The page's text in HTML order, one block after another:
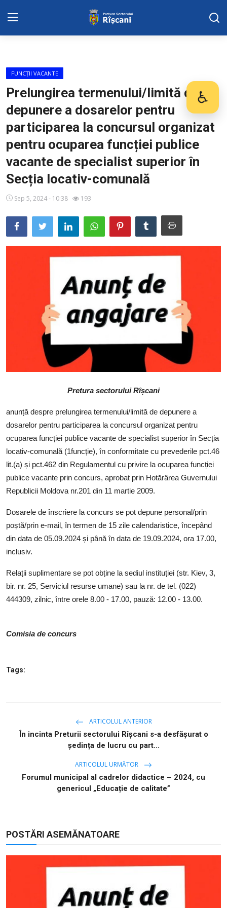
♿
Harta sect. Riscani
DISPOZITIILE PRETORULUI
Adresa: str. Kiev 3 | tel: +373 (22) 44 10
98 | mail: pretura.riscani@gmail.com
ADMINISTRAŢIA
Transparența
SERVICII
Sectorul Rîșcani
Căutați pe Internet
FUNCȚII VACANTE
Prelungirea termenului/limită de
depunere a dosarelor pentru
participarea la concursul organizat
pentru ocuparea funcției publice
vacante de specialist superior în
Secția locativ-comunală
Sep 5, 2024 - 10:38 193
Pretura sectorului Rîșcani
anunță despre prelungirea termenului/limită de depunere a
dosarelor pentru participarea la concursul organizat pentru
ocuparea funcției publice vacante de specialist superior în Secția
locativ-comunală (1funcție), în conformitate cu prevederile pct.46
lit.(a) și pct.462 din Regulamentul cu privire la ocuparea funcției
publice vacante prin concurs, aprobat prin Hotărârea Guvernului
Republicii Moldova nr.201 din 11 martie 2009.
Dosarele de înscriere la concurs se pot depune personal/prin
poștă/prin e-mail, în termen de 15 zile calendaristice, începând
din data de 05.09.2024 și până în data de 19.09.2024, ora 17.00,
inclusiv.
Relații suplimentare se pot obține la sediul instituției (str. Kiev, 3,
bir. nr. 25, Serviciul resurse umane) sau la nr. de tel. (022)
444309, zilnic, între orele 8.00 - 17.00, pauză: 12.00 - 13.00.
Comisia de concurs
Tags:
ARTICOLUL ANTERIOR
În incinta Preturii sectorului Rîșcani s-a desfășurat o
ședința de lucru cu part...
ARTICOLUL URMĂTOR
Forumul municipal al cadrelor didactice – 2024, cu
genericul „Educație de calitate”
POSTĂRI ASEMĂNATOARE